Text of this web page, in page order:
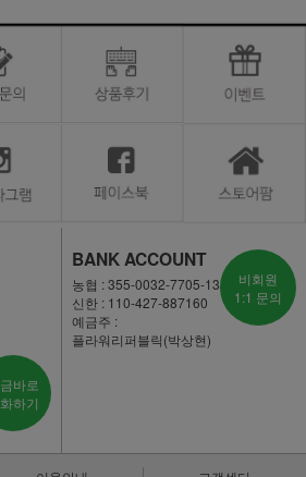
바로
하기
BANK ACCOUNT
농협 : 355-0032-7705-13
신한 : 110-427-887160
예금주 :
플라워리퍼블릭(박상현)
비회원
1:1 문의